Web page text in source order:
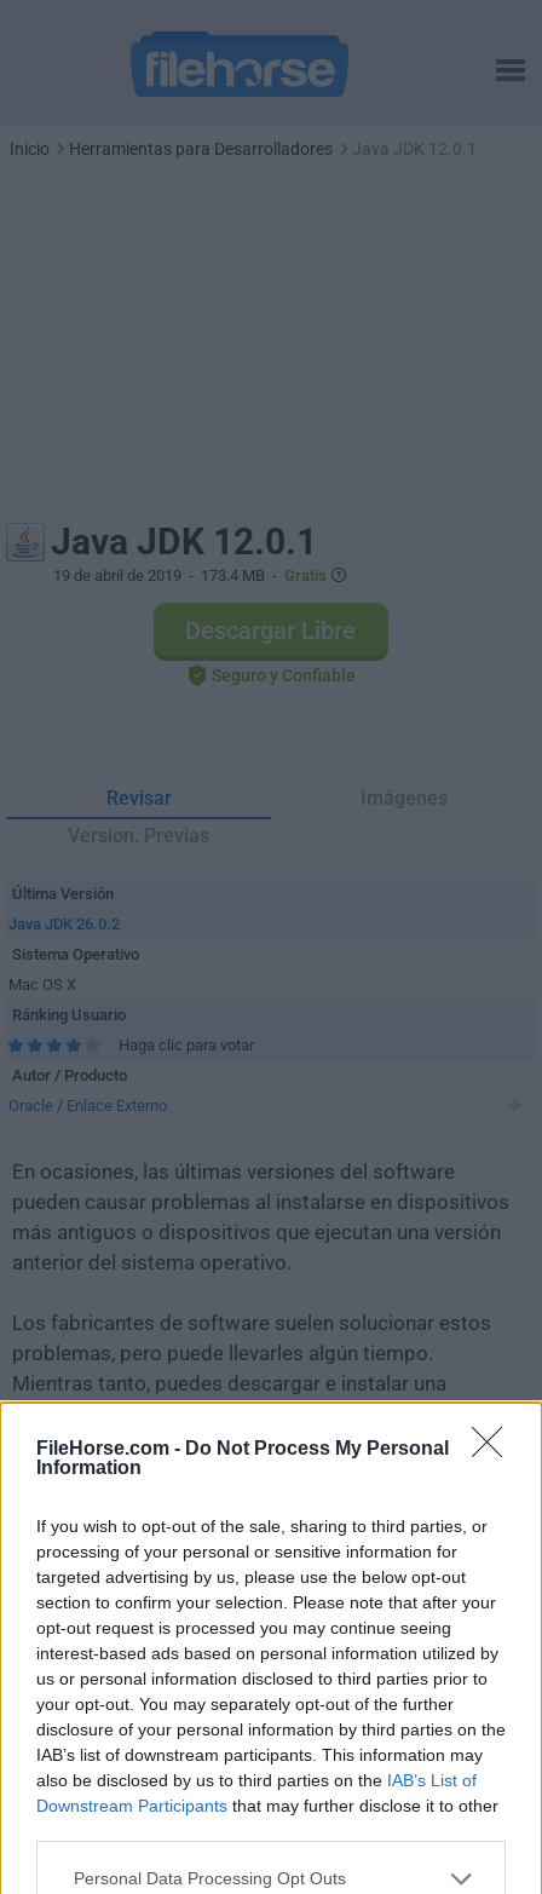
FileHorse.com - Do Not Process My Personal
Information
If you wish to opt-out of the sale, sharing to third parties, or
processing of your personal or sensitive information for
targeted advertising by us, please use the below opt-out
section to confirm your selection. Please note that after your
opt-out request is processed you may continue seeing
interest-based ads based on personal information utilized by
us or personal information disclosed to third parties prior to
your opt-out. You may separately opt-out of the further
disclosure of your personal information by third parties on the
IAB’s list of downstream participants. This information may
also be disclosed by us to third parties on the IAB’s List of
Downstream Participants that may further disclose it to other
Personal Data Processing Opt Outs
Inicio Herramientas para Desarrolladores Java JDK 12.0.1
Java JDK 12.0.1
19 de abril de 2019 - 173.4 MB - Gratis
Descargar Libre
Seguro y Confiable
Revisar
Imágenes
Version. Previas
Última Versión
Java JDK 26.0.2
Sistema Operativo
Mac OS X
Ránking Usuario
Haga clic para votar
Autor / Producto
Oracle / Enlace Externo
En ocasiones, las últimas versiones del software
pueden causar problemas al instalarse en dispositivos
más antiguos o dispositivos que ejecutan una versión
anterior del sistema operativo.
Los fabricantes de software suelen solucionar estos
problemas, pero puede llevarles algún tiempo.
Mientras tanto, puedes descargar e instalar una
Para aquellos interesados en descargar la versión más
nuestra reseña, simplemente hazclic aquí.
Todas las versiones antiguas distribuidas en nuestro
sitio web son completamente libres de virus y están
disponibles para su descarga sin costo alguno.
Nos encantaría saber de ti
Si tienes alguna pregunta o idea que desees compartir
con nosotros, dirígete a nuestrapágina de contactoy
háznoslo saber. ¡Valoramos tu opinión!